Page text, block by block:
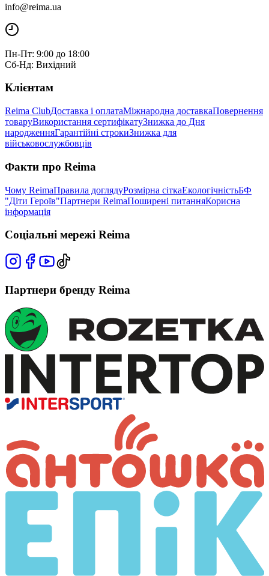
info@reima.ua
Пн-Пт: 9:00 до 18:00
Сб-Нд: Вихідний
Клієнтам
Reima ClubДоставка і оплатаМіжнародна доставкаПовернення
товаруВикористання сертифікатуЗнижка до Дня
народженняГарантійні строкиЗнижка для
військовослужбовців
Факти про Reima
Чому ReimaПравила доглядуРозмірна сіткаЕкологічністьБФ
"Діти Героїв"Партнери ReimaПоширені питанняКорисна
інформація
Соціальні мережі Reima
Партнери бренду Reima